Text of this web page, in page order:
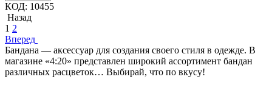
КОД: 10455
Назад
1 2
Вперед
Бандана — аксессуар для создания своего стиля в одежде. В
магазине «4:20» представлен широкий ассортимент бандан
различных расцветок… Выбирай, что по вкусу!